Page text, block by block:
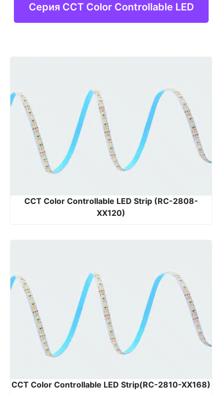
Серия CCT Color Controllable LED
CCT Color Controllable LED Strip (RC-2808-
XX120)
CCT Color Controllable LED Strip(RC-2810-XX168)